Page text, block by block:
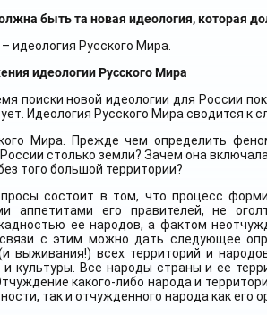
быть та новая идеология, которая
идеология Русского Мира.
идеологии Русского Мира
поиски новой идеологии для России
Идеология Русского Мира сводится
Мира. Прежде чем определить
столько земли? Зачем она
того большой территории?
состоит в том, что процесс
аппетитами его правителей, не
ее народов, а фактом
с этим можно дать следующее
выживания!) всех территорий и
и культуры. Все народы страны и ее
какого-либо народа и
так и отчужденного народа как